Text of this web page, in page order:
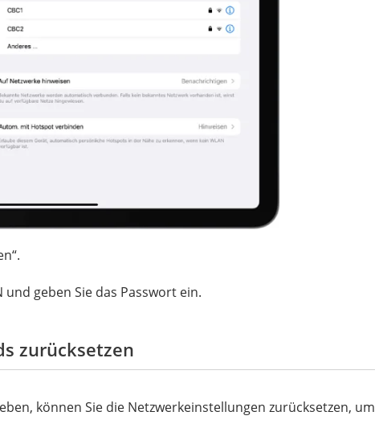
geben Sie das Passwort ein.
zurücksetzen
können Sie die Netzwerkeinstellungen zurücksetzen, um